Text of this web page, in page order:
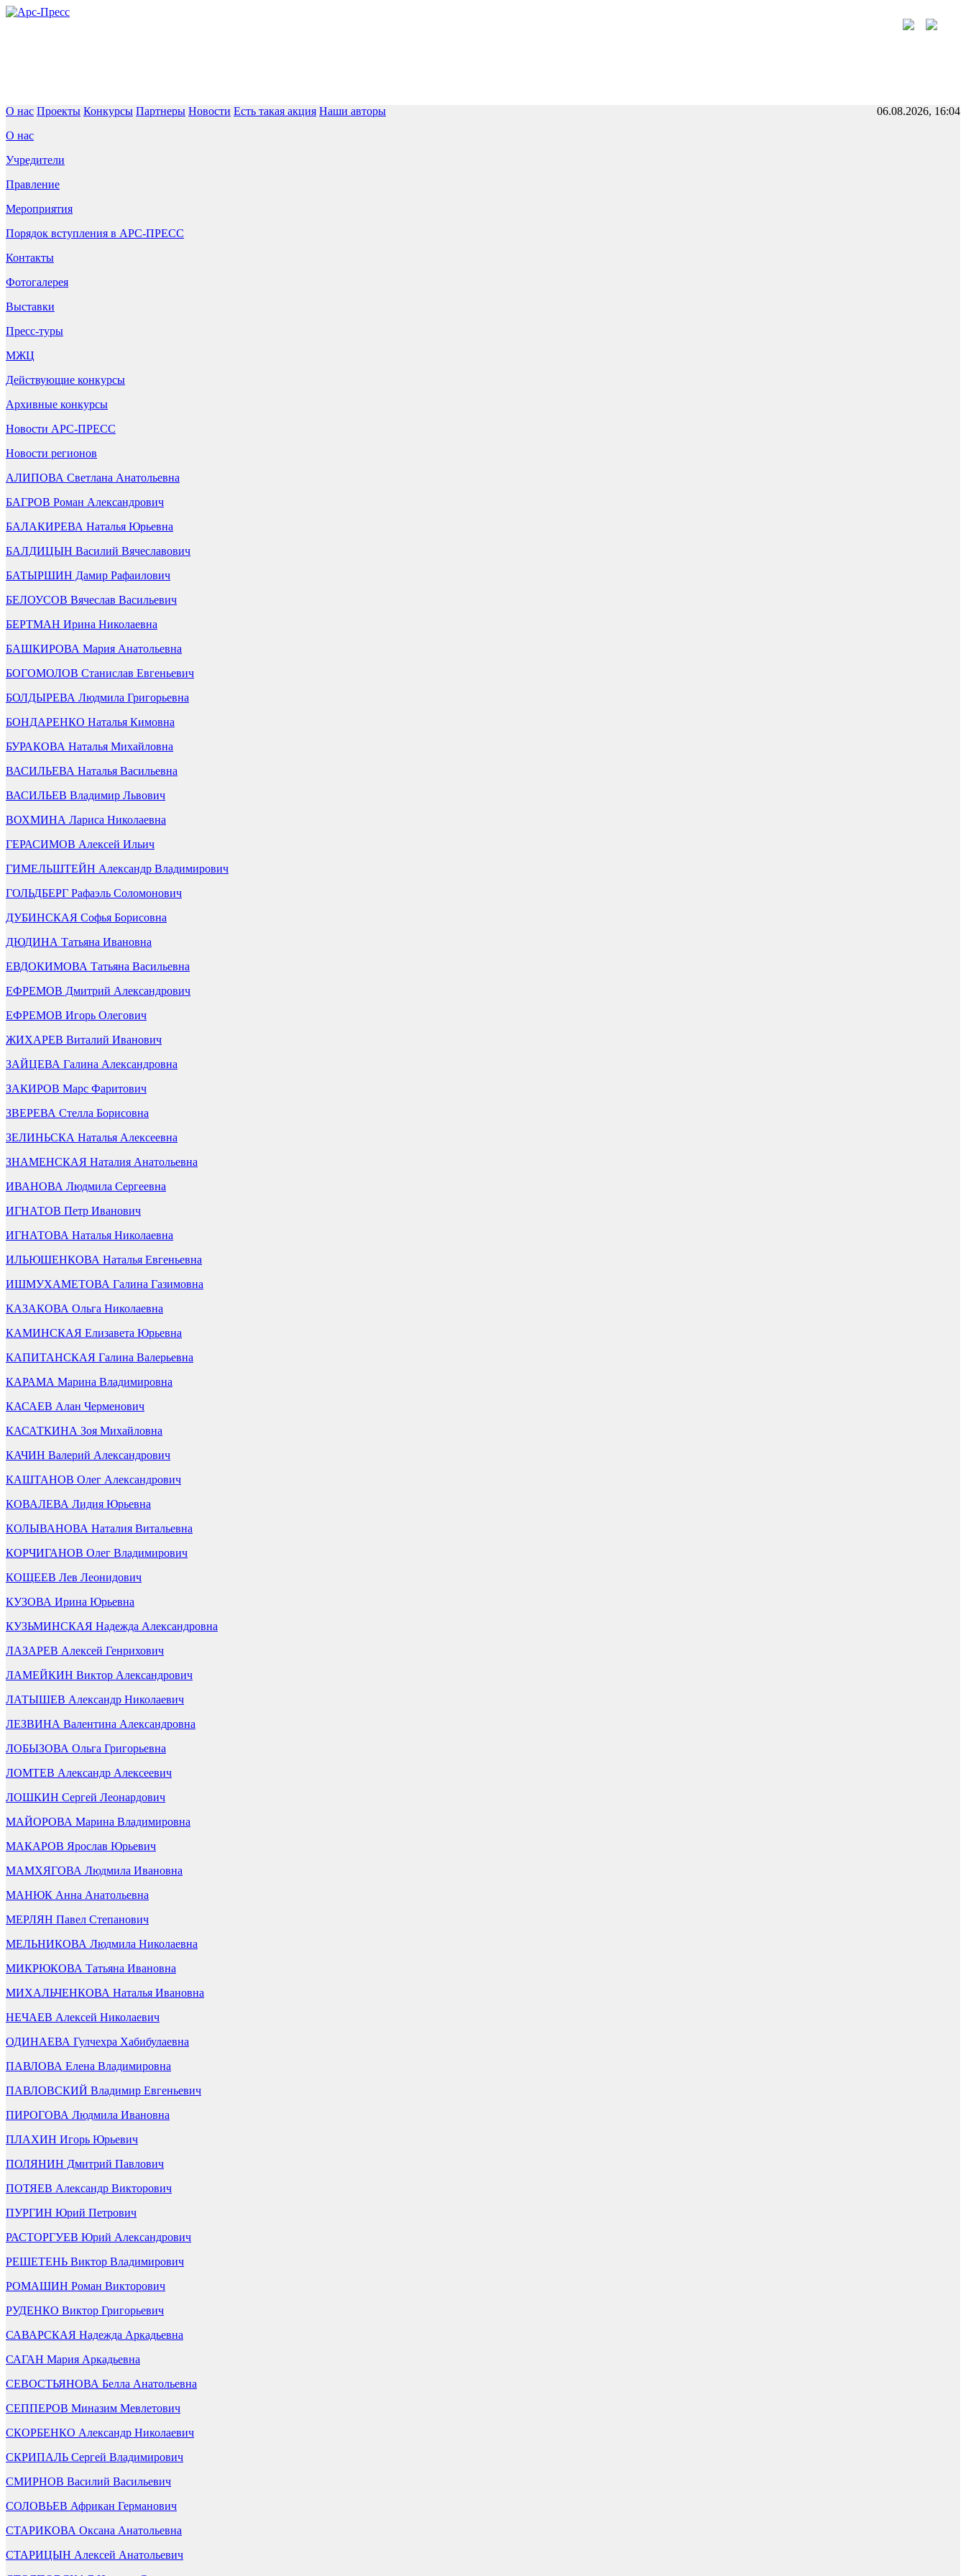
О нас Проекты Конкурсы Партнеры Новости Есть такая акция Наши авторы
О нас
Учредители
Правление
Мероприятия
Порядок вступления в АРС-ПРЕСС
Контакты
Фотогалерея
Выставки
Пресс-туры
МЖЦ
Действующие конкурсы
Архивные конкурсы
Новости АРС-ПРЕСС
Новости регионов
АЛИПОВА Светлана Анатольевна
БАГРОВ Роман Александрович
БАЛАКИРЕВА Наталья Юрьевна
БАЛДИЦЫН Василий Вячеславович
БАТЫРШИН Дамир Рафаилович
БЕЛОУСОВ Вячеслав Васильевич
БЕРТМАН Ирина Николаевна
БАШКИРОВА Мария Анатольевна
БОГОМОЛОВ Станислав Евгеньевич
БОЛДЫРЕВА Людмила Григорьевна
БОНДАРЕНКО Наталья Кимовна
БУРАКОВА Наталья Михайловна
ВАСИЛЬЕВА Наталья Васильевна
ВАСИЛЬЕВ Владимир Львович
ВОХМИНА Лариса Николаевна
ГЕРАСИМОВ Алексей Ильич
ГИМЕЛЬШТЕЙН Александр Владимирович
ГОЛЬДБЕРГ Рафаэль Соломонович
ДУБИНСКАЯ Софья Борисовна
ДЮДИНА Татьяна Ивановна
ЕВДОКИМОВА Татьяна Васильевна
ЕФРЕМОВ Дмитрий Александрович
ЕФРЕМОВ Игорь Олегович
ЖИХАРЕВ Виталий Иванович
ЗАЙЦЕВА Галина Александровна
ЗАКИРОВ Марс Фаритович
ЗВЕРЕВА Стелла Борисовна
ЗЕЛИНЬСКА Наталья Алексеевна
ЗНАМЕНСКАЯ Наталия Анатольевна
ИВАНОВА Людмила Сергеевна
ИГНАТОВ Петр Иванович
ИГНАТОВА Наталья Николаевна
ИЛЬЮШЕНКОВА Наталья Евгеньевна
ИШМУХАМЕТОВА Галина Газимовна
КАЗАКОВА Ольга Николаевна
КАМИНСКАЯ Елизавета Юрьевна
КАПИТАНСКАЯ Галина Валерьевна
КАРАМА Марина Владимировна
КАСАЕВ Алан Черменович
КАСАТКИНА Зоя Михайловна
КАЧИН Валерий Александрович
КАШТАНОВ Олег Александрович
КОВАЛЕВА Лидия Юрьевна
КОЛЫВАНОВА Наталия Витальевна
КОРЧИГАНОВ Олег Владимирович
КОЩЕЕВ Лев Леонидович
КУЗОВА Ирина Юрьевна
КУЗЬМИНСКАЯ Надежда Александровна
ЛАЗАРЕВ Алексей Генрихович
ЛАМЕЙКИН Виктор Александрович
ЛАТЫШЕВ Александр Николаевич
ЛЕЗВИНА Валентина Александровна
ЛОБЫЗОВА Ольга Григорьевна
ЛОМТЕВ Александр Алексеевич
ЛОШКИН Сергей Леонардович
МАЙОРОВА Марина Владимировна
МАКАРОВ Ярослав Юрьевич
МАМХЯГОВА Людмила Ивановна
МАНЮК Анна Анатольевна
МЕРЛЯН Павел Степанович
МЕЛЬНИКОВА Людмила Николаевна
МИКРЮКОВА Татьяна Ивановна
МИХАЛЬЧЕНКОВА Наталья Ивановна
НЕЧАЕВ Алексей Николаевич
ОДИНАЕВА Гулчехра Хабибулаевна
ПАВЛОВА Елена Владимировна
ПАВЛОВСКИЙ Владимир Евгеньевич
ПИРОГОВА Людмила Ивановна
ПЛАХИН Игорь Юрьевич
ПОЛЯНИН Дмитрий Павлович
ПОТЯЕВ Александр Викторович
ПУРГИН Юрий Петрович
РАСТОРГУЕВ Юрий Александрович
РЕШЕТЕНЬ Виктор Владимирович
РОМАШИН Роман Викторович
РУДЕНКО Виктор Григорьевич
САВАРСКАЯ Надежда Аркадьевна
САГАН Мария Аркадьевна
СЕВОСТЬЯНОВА Белла Анатольевна
СЕППЕРОВ Миназим Мевлетович
СКОРБЕНКО Александр Николаевич
СКРИПАЛЬ Сергей Владимирович
СМИРНОВ Василий Васильевич
СОЛОВЬЕВ Африкан Германович
СТАРИКОВА Оксана Анатольевна
СТАРИЦЫН Алексей Анатольевич
06.08.2026, 16:04